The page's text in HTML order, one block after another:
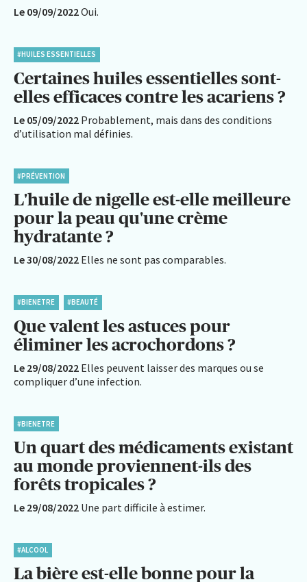
Le 09/09/2022Oui.
#HUILES ESSENTIELLES
Certaines huiles essentielles sont-
elles efficaces contre les acariens ?
Le 05/09/2022 Probablement, mais dans des conditions
d’utilisation mal définies.
#PRÉVENTION
L'huile de nigelle est-elle meilleure
pour la peau qu'une crème
hydratante ?
Le 30/08/2022 Elles ne sont pas comparables.
#BIENETRE #BEAUTÉ
Que valent les astuces pour
éliminer les acrochordons ?
Le 29/08/2022 Elles peuvent laisser des marques ou se
compliquer d’une infection.
#BIENETRE
Un quart des médicaments existant
au monde proviennent-ils des
forêts tropicales ?
Le 29/08/2022 Une part difficile à estimer.
#ALCOOL
La bière est-elle bonne pour la